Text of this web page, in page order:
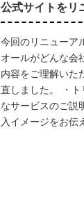
公式サイトをリ
今回のリニューア
オールがどんな会
内容をご理解いた
直しました。 ・
なサービスのご説
入イメージをお伝